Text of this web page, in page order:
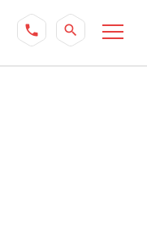
phone search